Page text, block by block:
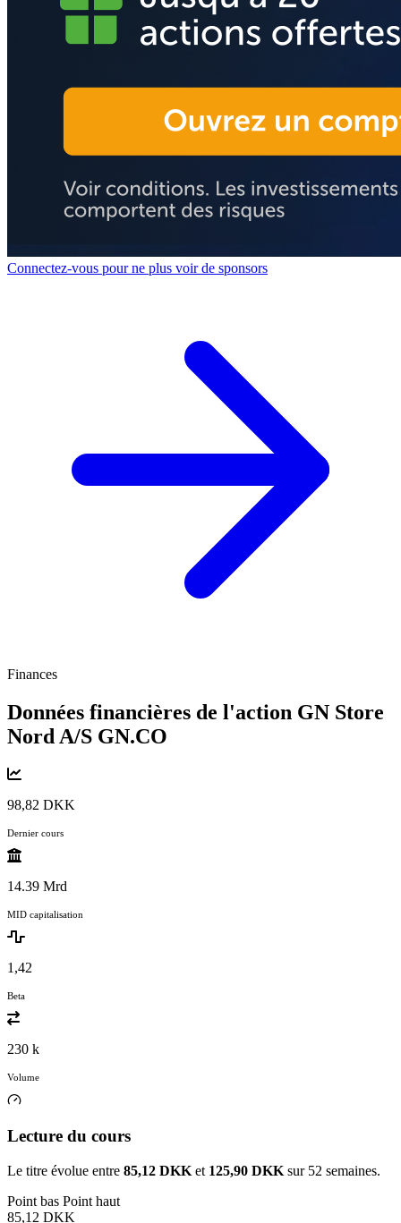
Connectez-vous pour ne plus voir de sponsors
Finances
Données financières de l'action GN Store
Nord A/S GN.CO
98,82 DKK
Dernier cours
14.39 Mrd
MID capitalisation
1,42
Beta
230 k
Volume
Lecture du cours
Le titre évolue entre 85,12 DKK et 125,90 DKK sur 52 semaines.
Point bas Point haut
85,12 DKK